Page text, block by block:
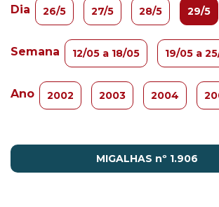
Dia 26/5 27/5 28/5 29/5
Semana 12/05 a 18/05 19/05 a
Ano 2002 2003 2004
MIGALHAS nº 1.906